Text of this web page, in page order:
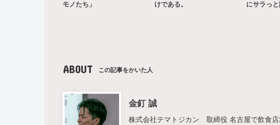
モノたち」
けである。
にサラっ
ABOUT この記事をかいた人
金釘 誠
株式会社テマトジカン 取締役 名古屋で飲食